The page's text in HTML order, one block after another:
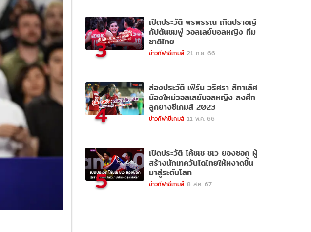
3
เปิดประวัติ พรพรรณ เกิดปราชญ์
กัปตันชมพู่ วอลเลย์บอลหญิง ทีม
ชาติไทย
ข่าวกีฬาซีเกมส์ 21 ก.ย. 66
4
ส่องประวัติ เฟิร์น วริศรา สีทาเลิศ
น้องใหม่วอลเลย์บอลหญิง ลงศึก
ลูกยางซีเกมส์ 2023
ข่าวกีฬาซีเกมส์ 11 พ.ค. 66
5
เปิดประวัติ โค้ชเช ชเว ยองซอก ผู้
สร้างนักเทควันโดไทยให้ผงาดขึ้น
มาสู่ระดับโลก
ข่าวกีฬาซีเกมส์ 8 ส.ค. 67